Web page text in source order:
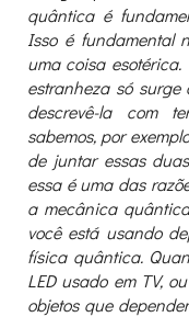
quântica é
Isso é fundamental
uma coisa
estranheza só
descrevê-la com
sabemos, por
de juntar essas
essa é uma das
a mecânica
você está usando
física quântica.
LED usado em TV,
objetos que